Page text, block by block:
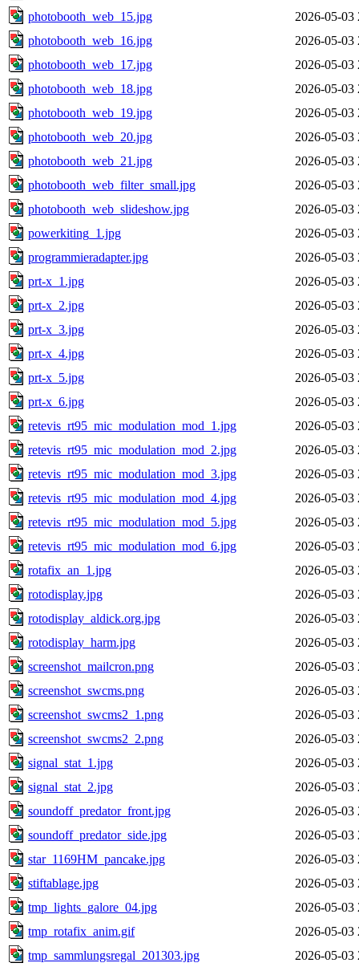
photobooth_web_15.jpg
2026-05-03
photobooth_web_16.jpg
2026-05-03
photobooth_web_17.jpg
2026-05-03
photobooth_web_18.jpg
2026-05-03
photobooth_web_19.jpg
2026-05-03
photobooth_web_20.jpg
2026-05-03
photobooth_web_21.jpg
2026-05-03
photobooth_web_filter_small.jpg
2026-05-03
photobooth_web_slideshow.jpg
2026-05-03
powerkiting_1.jpg
2026-05-03
programmieradapter.jpg
2026-05-03
prt-x_1.jpg
2026-05-03
prt-x_2.jpg
2026-05-03
prt-x_3.jpg
2026-05-03
prt-x_4.jpg
2026-05-03
prt-x_5.jpg
2026-05-03
prt-x_6.jpg
2026-05-03
retevis_rt95_mic_modulation_mod_1.jpg
2026-05-03
retevis_rt95_mic_modulation_mod_2.jpg
2026-05-03
retevis_rt95_mic_modulation_mod_3.jpg
2026-05-03
retevis_rt95_mic_modulation_mod_4.jpg
2026-05-03
retevis_rt95_mic_modulation_mod_5.jpg
2026-05-03
retevis_rt95_mic_modulation_mod_6.jpg
2026-05-03
rotafix_an_1.jpg
2026-05-03
rotodisplay.jpg
2026-05-03
rotodisplay_aldick.org.jpg
2026-05-03
rotodisplay_harm.jpg
2026-05-03
screenshot_mailcron.png
2026-05-03
screenshot_swcms.png
2026-05-03
screenshot_swcms2_1.png
2026-05-03
screenshot_swcms2_2.png
2026-05-03
signal_stat_1.jpg
2026-05-03
signal_stat_2.jpg
2026-05-03
soundoff_predator_front.jpg
2026-05-03
soundoff_predator_side.jpg
2026-05-03
star_1169HM_pancake.jpg
2026-05-03
stiftablage.jpg
2026-05-03
tmp_lights_galore_04.jpg
2026-05-03
tmp_rotafix_anim.gif
2026-05-03
tmp_sammlungsregal_201303.jpg
2026-05-03